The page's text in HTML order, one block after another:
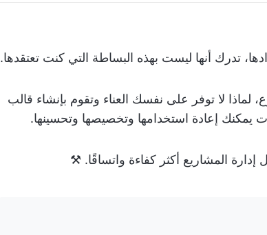
تدرك أنها ليست بهذه البساطة التي كنت تعتقدها.
لا توفر على نفسك العناء وتقوم بإنشاء قالب
يمكنك إعادة استخدامها وتخصيصها وتحسينها.